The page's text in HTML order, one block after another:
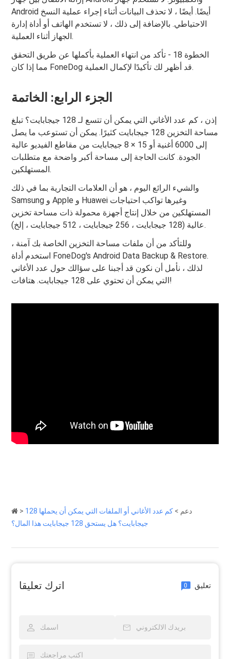
Android أيضًا. أيضًا ، لا تحذف البيانات أثناء إجراء عملية النسخ
الاحتياطي. بالإضافة إلى ذلك ، لا تستخدم الهاتف أو أداة إدارة
الجهاز أثناء العملية.
الخطوة 18 - تأكد من انتهاء العملية بأكملها عن طريق التحقق
مما إذا كان FoneDog قد أظهر لك تأكيدًا لإكمال العملية.
الجزء الرابع: الخاتمة
إذن ، كم عدد الأغاني التي يمكن أن تتسع لـ 128 جيجابايت؟ تبلغ
مساحة التخزين 128 جيجابايت كثيرًا. يمكن أن تستوعب ما يصل
إلى 6000 أغنية أو 15 × 8 جيجابايت من مقاطع الفيديو عالية
الجودة. كانت الحاجة إلى مساحة أكبر واضحة مع متطلبات
المستهلكين.
والشيء الرائع اليوم ، هو أن العلامات التجارية بما في ذلك
Samsung و Apple و Huawei وغيرها تواكب احتياجات
المستهلكين من خلال إنتاج أجهزة محمولة ذات مساحة تخزين
عالية (128 جيجابايت ، 256 جيجابايت ، 512 جيجابايت ، إلخ).
وللتأكد من أن ملفات مساحة التخزين الخاصة بك آمنة ،
استخدم أداة FoneDog's Android Data Backup & Restore.
لذلك ، نأمل أن نكون قد أجبنا على سؤالك حول عدد الأغاني
التي يمكن أن تحتوي على 128 جيجابايت. هتافات!
> دعم >
كم عدد الأغاني أو الملفات التي يمكن أن يحملها 128
جيجابايت؟ هل يستحق 128 جيجابايت هذا المال؟
اترك تعليقا 0 تعليق